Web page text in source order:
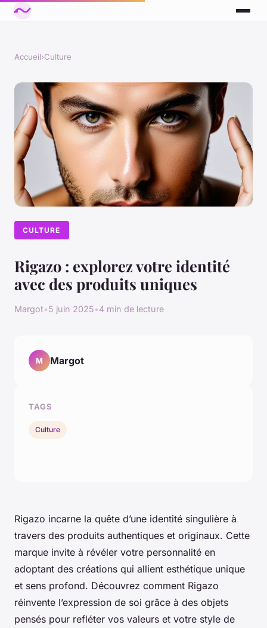
Accueil›Culture
CULTURE
Rigazo : explorez votre identité
avec des produits uniques
Margot•5 juin 2025•4 min de lecture
Rigazo incarne la quête d’une identité singulière à
travers des produits authentiques et originaux. Cette
marque invite à révéler votre personnalité en
adoptant des créations qui allient esthétique unique
et sens profond. Découvrez comment Rigazo
réinvente l’expression de soi grâce à des objets
pensés pour refléter vos valeurs et votre style de
M Margot
TAGS
Culture